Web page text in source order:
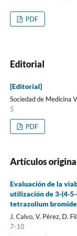
PDF
Editorial
[Editorial]
Sociedad de Medicina
5
PDF
Artículos
Evaluación de la
utilización de 3-(4-
tetrazolium bromide
J. Calvo, V. Pérez, D.
7-10